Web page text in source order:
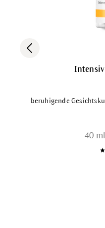
beruhigende
40 ml